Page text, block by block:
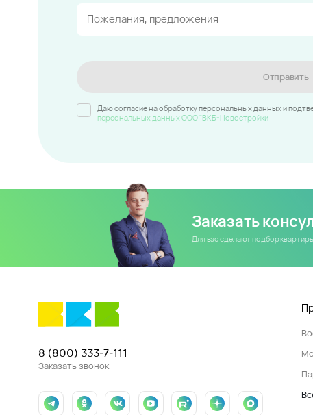
Отправить
Даю согласие на обработку персональных данных и
персональных данных ООО "ВКБ-Новостройки
Заказать
Для вас сделают подбор
8 (800) 333-7-111
Заказать звонок